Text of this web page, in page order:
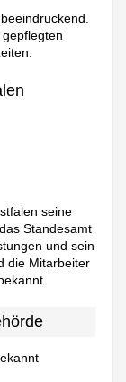
seine
Standesamt
und sein
die Mitarbeiter